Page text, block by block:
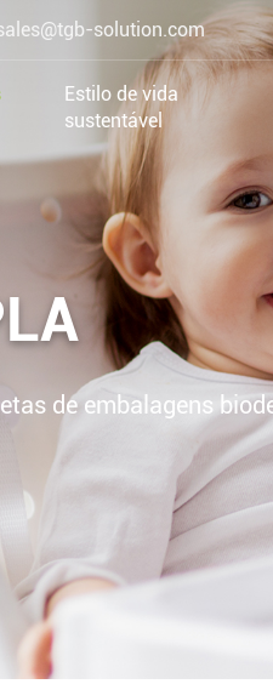
solution.com
Estilo de vida
sustentável
de embalagens